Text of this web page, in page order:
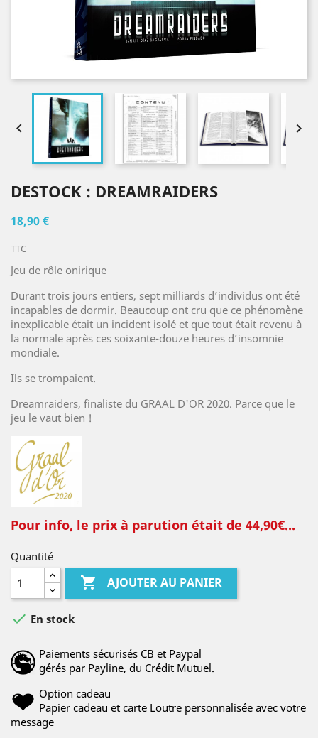
 
DESTOCK : DREAMRAIDERS
18,90 €
TTC
Jeu de rôle onirique
Durant trois jours entiers, sept milliards d’individus ont été
incapables de dormir. Beaucoup ont cru que ce phénomène
inexplicable était un incident isolé et que tout était revenu à
la normale après ces soixante-douze heures d’insomnie
mondiale.
Ils se trompaient.
Dreamraiders, finaliste du GRAAL D'OR 2020. Parce que le
jeu le vaut bien !
Pour info, le prix à parution était de 44,90€...
Quantité
 AJOUTER AU PANIER
 En stock
Paiements sécurisés CB et Paypal
gérés par Payline, du Crédit Mutuel.
Option cadeau
Papier cadeau et carte Loutre personnalisée avec votre
message